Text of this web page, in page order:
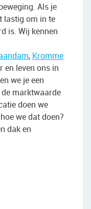
Als je
lastig om in te
is. Wij kennen
, Kromme
en leven ons in
we je een
marktwaarde
doen we
we dat doen?
dak en